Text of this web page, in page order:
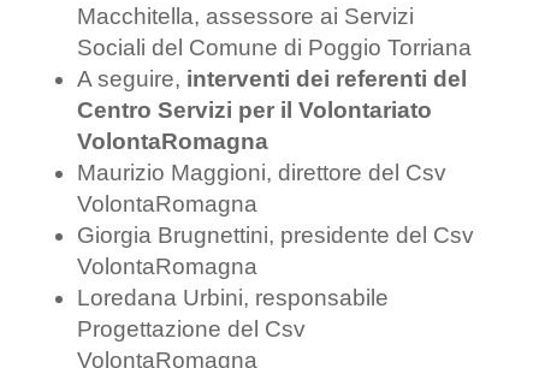
Macchitella, assessore ai Servizi
Sociali del Comune di Poggio Torriana
A seguire, interventi dei referenti del
Centro Servizi per il Volontariato
VolontaRomagna
Maurizio Maggioni, direttore del Csv
VolontaRomagna
Giorgia Brugnettini, presidente del Csv
VolontaRomagna
Loredana Urbini, responsabile
Progettazione del Csv
VolontaRomagna